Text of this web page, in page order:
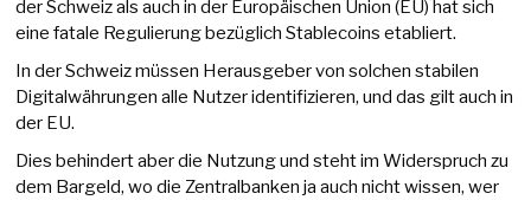
der Schweiz als auch in der Europäischen Union (EU) hat sich
eine fatale Regulierung bezüglich Stablecoins etabliert.
In der Schweiz müssen Herausgeber von solchen stabilen
Digitalwährungen alle Nutzer identifizieren, und das gilt auch in
der EU.
Dies behindert aber die Nutzung und steht im Widerspruch zu
dem Bargeld, wo die Zentralbanken ja auch nicht wissen, wer